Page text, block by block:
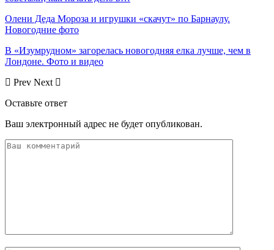
Олени Деда Мороза и игрушки «скачут» по Барнаулу.
Новогодние фото
В «Изумрудном» загорелась новогодняя елка лучше, чем в
Лондоне. Фото и видео
Prev Next
Оставьте ответ
Ваш электронный адрес не будет опубликован.